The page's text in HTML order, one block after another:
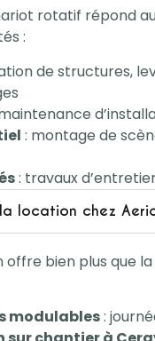
rotatif répond
:
de structures,
: montage de
: travaux
location chez
offre bien plus que
modulables: